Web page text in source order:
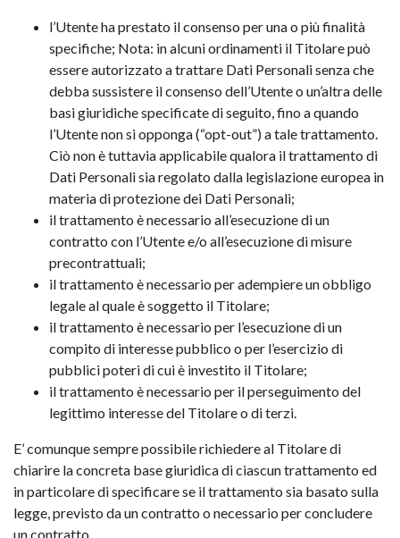
l’Utente ha prestato il consenso per una o più finalità
specifiche; Nota: in alcuni ordinamenti il Titolare può
essere autorizzato a trattare Dati Personali senza che
debba sussistere il consenso dell’Utente o un’altra delle
basi giuridiche specificate di seguito, fino a quando
l’Utente non si opponga (“opt-out”) a tale trattamento.
Ciò non è tuttavia applicabile qualora il trattamento di
Dati Personali sia regolato dalla legislazione europea in
materia di protezione dei Dati Personali;
il trattamento è necessario all’esecuzione di un
contratto con l’Utente e/o all’esecuzione di misure
precontrattuali;
il trattamento è necessario per adempiere un obbligo
legale al quale è soggetto il Titolare;
il trattamento è necessario per l’esecuzione di un
compito di interesse pubblico o per l’esercizio di
pubblici poteri di cui è investito il Titolare;
il trattamento è necessario per il perseguimento del
legittimo interesse del Titolare o di terzi.
E’ comunque sempre possibile richiedere al Titolare di
chiarire la concreta base giuridica di ciascun trattamento ed
in particolare di specificare se il trattamento sia basato sulla
legge, previsto da un contratto o necessario per concludere
un contratto.